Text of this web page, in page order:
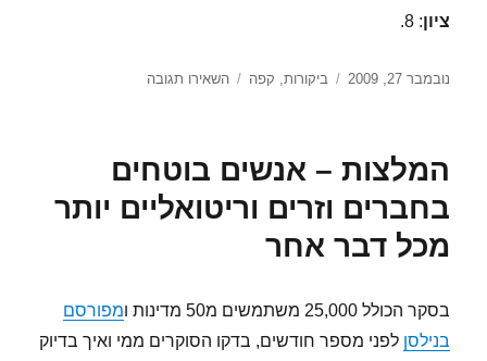
ציון: 8.
פורסם
נובמבר 27, 2009 קטגוריות
ביקורות, קפה השאירו תגובה
–
של
המלצות – אנשים בוטחים
בחברים וזרים וריטואליים יותר
מכל דבר אחר
בסקר הכולל 25,000 משתמשים מ50 מדינות ו
מפורסם
בנילסן לפני מספר חודשים, בדקו הסוקרים ממי ואיך בדיוק